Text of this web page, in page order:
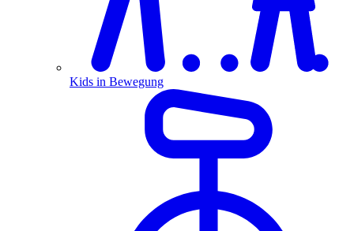
Kids in Bewegung